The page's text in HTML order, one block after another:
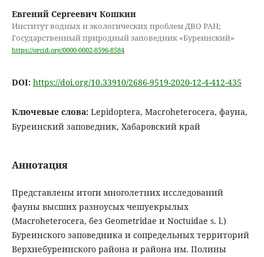
Евгений Сергеевич Кошкин
Институт водных и экологических проблем ДВО РАН;
Государственный природный заповедник «Буреинский»
https://orcid.org/0000-0002-8596-8584
DOI: https://doi.org/10.33910/2686-9519-2020-12-4-412-435
Ключевые слова: Lepidoptera, Macroheterocera, фауна,
Буреинский заповедник, Хабаровский край
Аннотация
Представлены итоги многолетних исследований
фауны высших разноусых чешуекрылых
(Macroheterocera, без Geometridae и Noctuidae s. l.)
Буреинского заповедника и сопредельных территорий
Верхнебуреинского района и района им. Полины